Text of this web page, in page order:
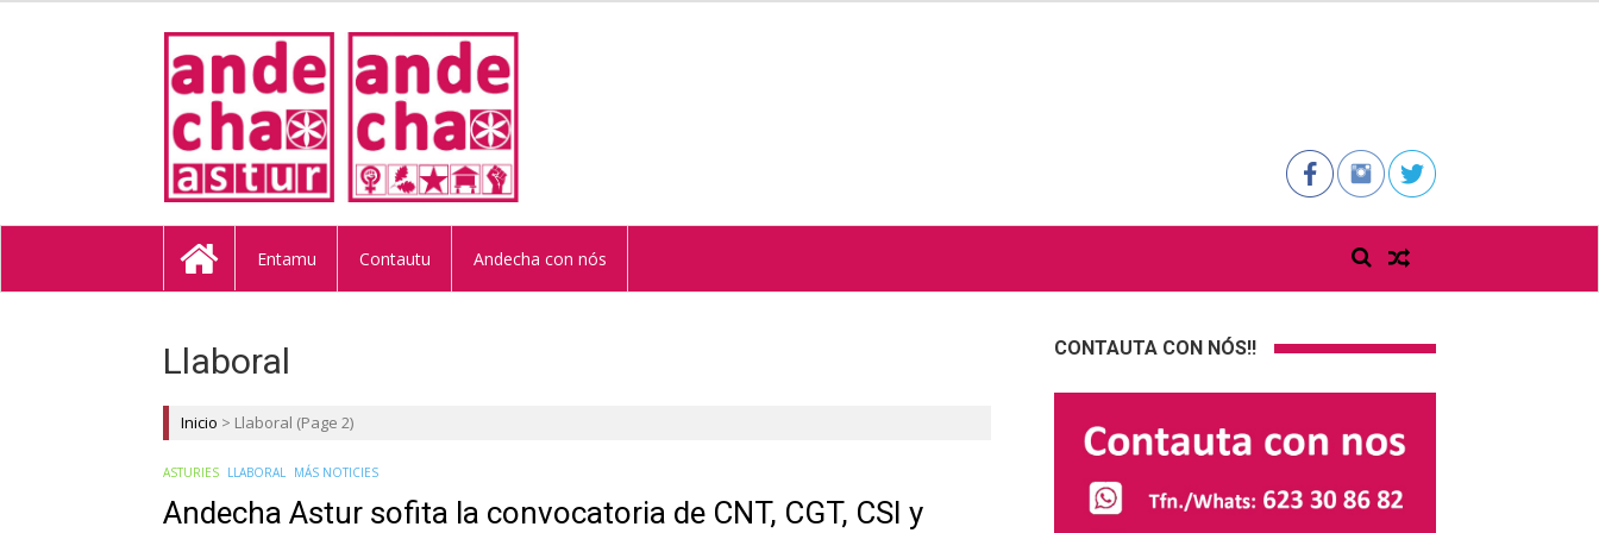
ANDECHA ASTUR
Entamu Contautu Andecha con nós
Llaboral
Inicio > Llaboral (Page 2)
ASTURIES LLABORAL MÁS NOTICIES
Andecha Astur sofita la convocatoria de CNT, CGT, CSI y
CONTAUTA CON NÓS!!